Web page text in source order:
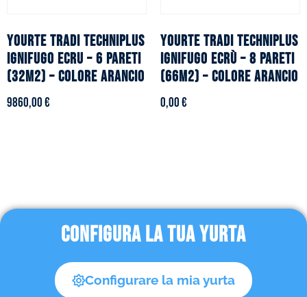
YOURTE TRADI TECHNIPLUS
ignifugo ecru – 6 pareti
(32m2) – Colore arancio
9860,00€
YOURTE TRADI TECHNIPLUS
ignifugo ecrù – 8 pareti
(66m2) – Colore arancio
0,00€
CONFIGURA LA TUA YURTA
Configurare la mia yurta